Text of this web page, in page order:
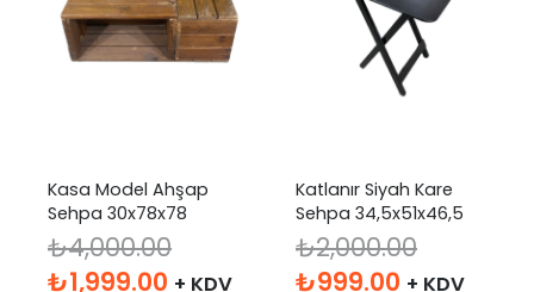
Kasa Model Ahşap
Sehpa 30x78x78
₺4,000.00
Orijinal
₺1,999.00 Şu
+ KDV
Katlanır Siyah Kare
Sehpa 34,5x51x46,5
₺2,000.00
Orijinal
₺999.00 Şu
+ KDV